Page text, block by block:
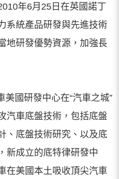
年6月25日在英國諾丁
系統產品研發與先進技術
地研發優勢資源，加強長
國研發中心在“汽車之城”
汽車底盤技術，包括底盤
、底盤技術研究、以及底
新成立的底特律研發中
在美國本土吸收頂尖汽車